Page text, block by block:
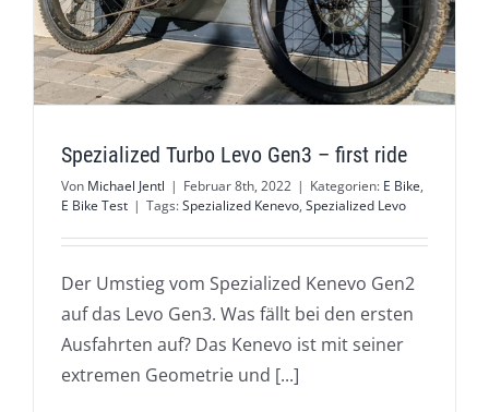
Spezialized Turbo Levo Gen3 – first ride
Von Michael Jentl | Februar 8th, 2022 | Kategorien: E Bike,
E Bike Test | Tags:Spezialized Kenevo, Spezialized Levo
Der Umstieg vom Spezialized Kenevo Gen2
auf das Levo Gen3. Was fällt bei den ersten
Ausfahrten auf? Das Kenevo ist mit seiner
extremen Geometrie und [...]